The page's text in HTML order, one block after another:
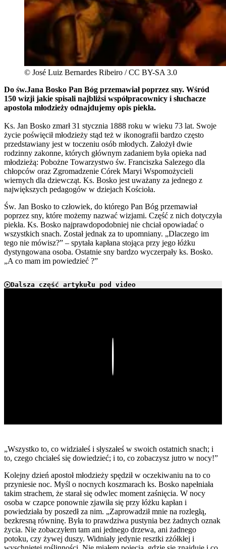
© José Luiz Bernardes Ribeiro / CC BY-SA 3.0
Do św.Jana Bosko Pan Bóg przemawiał poprzez sny. Wśród
150 wizji jakie spisali najbliżsi współpracownicy i słuchacze
apostoła młodzieży odnajdujemy opis piekła.
Ks. Jan Bosko zmarł 31 stycznia 1888 roku w wieku 73 lat. Swoje
życie poświęcił młodzieży stąd też w ikonografii bardzo często
przedstawiany jest w toczeniu osób młodych. Założył dwie
rodzinny zakonne, których głównym zadaniem była opieka nad
młodzieżą: Pobożne Towarzystwo św. Franciszka Salezego dla
chłopców oraz Zgromadzenie Córek Maryi Wspomożycieli
wiernych dla dziewcząt. Ks. Bosko jest uważany za jednego z
największych pedagogów w dziejach Kościoła.
Św. Jan Bosko to człowiek, do którego Pan Bóg przemawiał
poprzez sny, które możemy nazwać wizjami. Część z nich dotyczyła
piekła. Ks. Bosko najprawdopodobniej nie chciał opowiadać o
wszystkich snach. Został jednak za to upomniany. „Dlaczego im
tego nie mówisz?” – spytała kapłana stojąca przy jego łóżku
dystyngowana osoba. Ostatnie sny bardzo wyczerpały ks. Bosko.
„A co mam im powiedzieć ?”
Dalsza część artykułu pod video
„Wszystko to, co widziałeś i słyszałeś w swoich ostatnich snach; i
to, czego chciałeś się dowiedzieć; i to, co zobaczysz jutro w nocy!”
Kolejny dzień apostoł młodzieży spędził w oczekiwaniu na to co
przyniesie noc. Myśl o nocnych koszmarach ks. Bosko napełniała
takim strachem, że starał się odwlec moment zaśnięcia. W nocy
osoba w czapce ponownie zjawiła się przy łóżku kapłan i
powiedziała by poszedł za nim. „Zaprowadził mnie na rozległą,
bezkresną równinę. Była to prawdziwa pustynia bez żadnych oznak
życia. Nie zobaczyłem tam ani jednego drzewa, ani żadnego
potoku, czy żywej duszy. Widniały jedynie resztki zżółkłej i